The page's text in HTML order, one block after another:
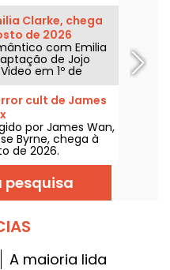
Clarke, chega
de 2026
com Emilia
de Jojo
em 1º de
cult de James
por James Wan,
Byrne, chega à
de 2026.
pesquisa
A maioria lida